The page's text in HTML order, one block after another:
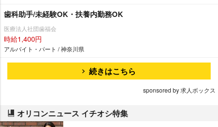
歯科助手/未経験OK・扶養内勤務OK
医療法人社団歯福会
時給1,400円
アルバイト・パート / 神奈川県
続きはこちら
sponsored by 求人ボックス
オリコンニュース イチオシ特集